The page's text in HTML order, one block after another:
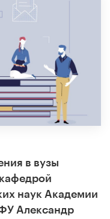
в вузы
наук Академии
Александр